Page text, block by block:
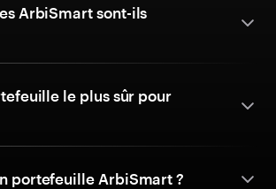
ArbiSmart sont-ils
le plus sûr pour
portefeuille ArbiSmart ?